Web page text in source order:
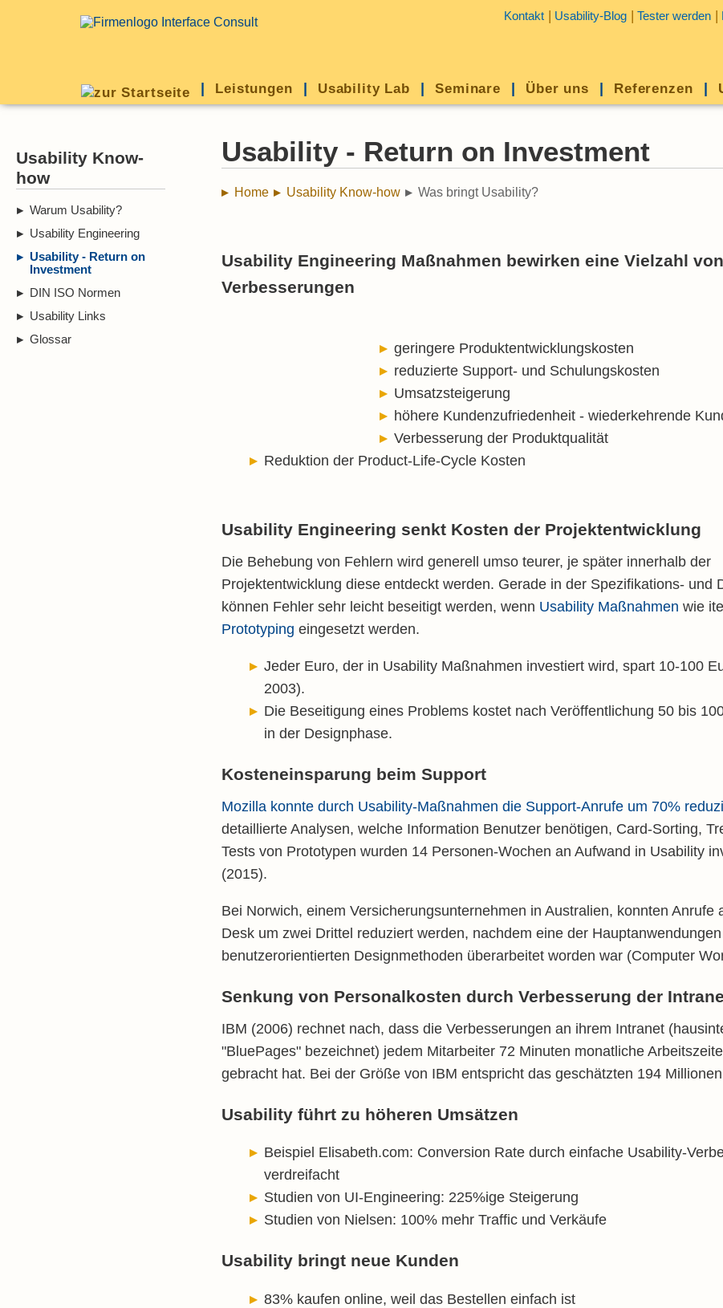
Kontakt Usability-Blog Tester werden
Leistungen Usability Lab Seminare Über uns Referenzen
Usability Know-
how
Warum Usability?
Usability Engineering
Usability - Return on
Investment
DIN ISO Normen
Usability Links
Glossar
Usability - Return on Investment
Home Usability Know-how Was bringt Usability?
Usability Engineering Maßnahmen bewirken eine Vielzahl von
Verbesserungen
geringere Produkt­entwicklungskosten
reduzierte Support- und Schulungskosten
Umsatzsteigerung
höhere Kundenzufriedenheit - wiederkehrende
Verbesserung der Produktqualität
Reduktion der Product-Life-Cycle Kosten
Usability Engineering senkt Kosten der Projektentwicklung
Die Behebung von Fehlern wird generell umso teurer, je später innerhalb der
Projektentwicklung diese entdeckt werden. Gerade in der Spezifikations- und
können Fehler sehr leicht beseitigt werden, wenn Usability Maßnahmen wie
Prototyping eingesetzt werden.
Jeder Euro, der in Usability Maßnahmen investiert wird, spart 10-100
2003).
Die Beseitigung eines Problems kostet nach Veröffentlichung 50 bis
in der Designphase.
Kosteneinsparung beim Support
Mozilla konnte durch Usability-Maßnahmen die Support-Anrufe um 70%
detaillierte Analysen, welche Information Benutzer benötigen, Card-Sorting,
Tests von Prototypen wurden 14 Personen-Wochen an Aufwand in Usability
(2015).
Bei Norwich, einem Versicherungsunternehmen in Australien, konnten Anrufe
Desk um zwei Drittel reduziert werden, nachdem eine der
benutzerorientierten Designmethoden überarbeitet worden war (Computer
Senkung von Personalkosten durch Verbesserung der
IBM (2006) rechnet nach, dass die Verbesserungen an ihrem Intranet
"BluePages" bezeichnet) jedem Mitarbeiter 72 Minuten monatliche
gebracht hat. Bei der Größe von IBM entspricht das geschätzten 194
Usability führt zu höheren Umsätzen
Beispiel Elisabeth.com: Conversion Rate durch einfache Usability-
verdreifacht
Studien von UI-Engineering: 225%ige Steigerung
Studien von Nielsen: 100% mehr Traffic und Verkäufe
Usability bringt neue Kunden
83% kaufen online, weil das Bestellen einfach ist